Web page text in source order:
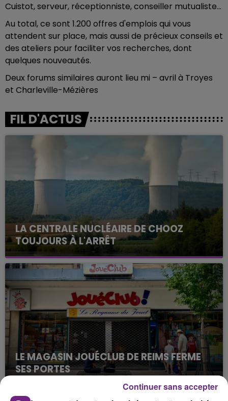
Cuistot, serveur, réceptionniste, conseiller mutualiste...
Au total, ce sont 1.200 offres d'emplois qui vous
attendent sur place, mais aussi de précieux conseils et
des ateliers pour faciliter vos recherches, dont
quelques nouveautés.
Deux forums similaires auront lieu mi – avril à Troyes
et Charleville-Mézières
FIL D'ACTUS
LA CENTRALE NUCLÉAIRE DE CHOOZ
TOUJOURS À L'ARRÊT
Cela fait déjà une semaine que la centrale
nucléaire ardennaise est à l'arrêt. Une situation
justifiée par la sécheresse intense qui est toujours
présente.
LE MAGASIN JOUÉCLUB DE REIMS FERME
SES PORTES
C'était l'une des institutions du centre-ville
rémois. Le magasin JouéClub est contraint de
Continuer sans accepter